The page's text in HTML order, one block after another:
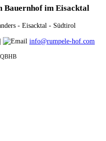
Bauernhof im Eisacktal
- Eisacktal - Südtirol
info@rumpele-hof.com